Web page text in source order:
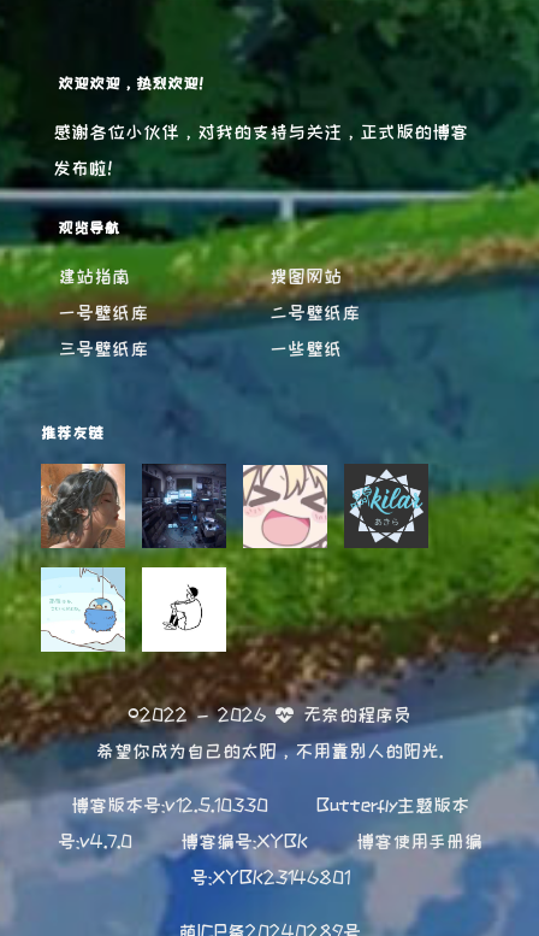
欢迎欢迎，热烈欢迎！
感谢各位小伙伴，对我的支持与关注，正式版的博客
发布啦！
观览导航
建站指南
搜图网站
一号壁纸库
二号壁纸库
三号壁纸库
一些壁纸
推荐友链
©2022 - 2026
无奈的程序员
希望你成为自己的太阳，不用靠别人的阳光.
博客版本号:v12.5.10330
Butterfly主题版本
号:v4.7.0
博客编号:XYBK
博客使用手册编
号:XYBK23146801
萌ICP备20240289号